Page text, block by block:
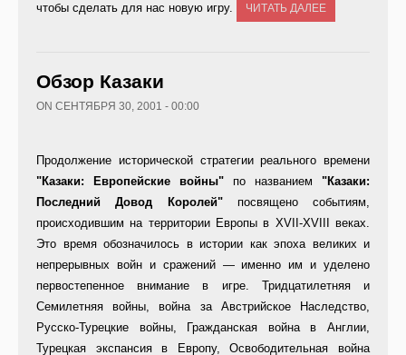
чтобы сделать для нас новую игру.
ЧИТАТЬ ДАЛЕЕ
Обзор Казаки
ON СЕНТЯБРЯ 30, 2001 - 00:00
Продолжение исторической стратегии реального времени
"Казаки: Европейские войны" по названием "Казаки:
Последний Довод Королей"посвящено событиям,
происходившим на территории Европы в XVII-XVIII веках.
Это время обозначилось в истории как эпоха великих и
непрерывных войн и сражений — именно им и уделено
первостепенное внимание в игре. Тридцатилетняя и
Семилетняя войны, война за Австрийское Наследство,
Русско-Турецкие войны, Гражданская война в Англии,
Турецкая экспансия в Европу, Освободительная война